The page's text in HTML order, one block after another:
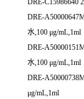
DRE-C15986640
DRE-
水,100 μg/mL,1ml
DRE-
水,100 μg/mL,1ml
DRE-
μg/mL,1ml